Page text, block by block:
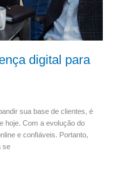
digital para
sua base de clientes, é
hoje. Com a evolução do
e confiáveis. Portanto,
se